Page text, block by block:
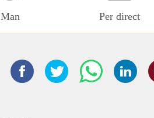
Man Per direct